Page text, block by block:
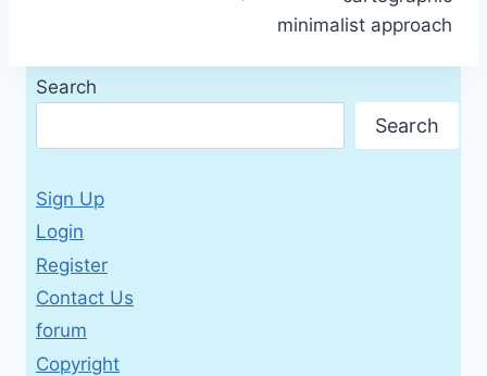
minimalist approach
Search
Search
Sign Up
Login
Register
Contact Us
forum
Copyright